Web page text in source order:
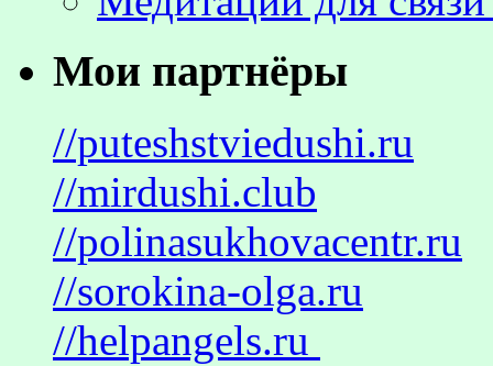
Мои партнёры
//puteshstviedushi.ru
//mirdushi.club
//polinasukhovacentr.ru
//sorokina-olga.ru
//helpangels.ru